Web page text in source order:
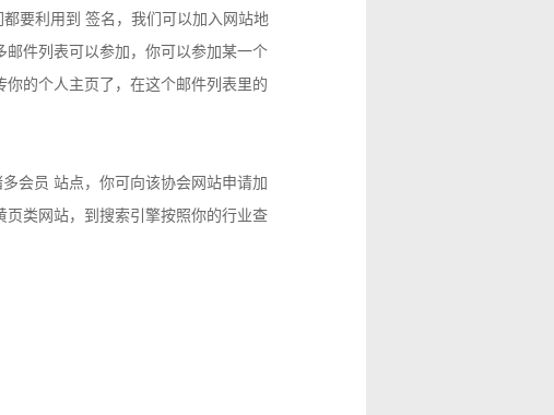
要利用到 签名，我们可以加入网站地
件列表可以参加，你可以参加某一个
的个人主页了，在这个邮件列表里的
会员 站点，你可向该协会网站申请加
类网站，到搜索引擎按照你的行业查